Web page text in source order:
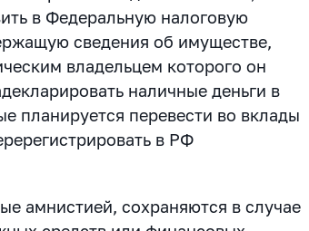
в Федеральную налоговую
сведения об имуществе,
владельцем которого он
наличные деньги в
планируется перевести во вклады
в РФ
амнистией, сохраняются в случае